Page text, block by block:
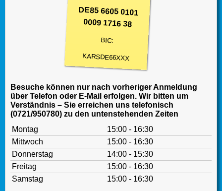
DE85 6605 0101
0009 1716 38
BIC:
KARSDE66XXX
Besuche können nur nach vorheriger Anmeldung
über Telefon oder E-Mail erfolgen. Wir bitten um
Verständnis – Sie erreichen uns telefonisch
(0721/950780) zu den untenstehenden Zeiten
Montag
15:00 - 16:30
Mittwoch
15:00 - 16:30
Donnerstag
14:00 - 15:30
Freitag
15:00 - 16:30
Samstag
15:00 - 16:30